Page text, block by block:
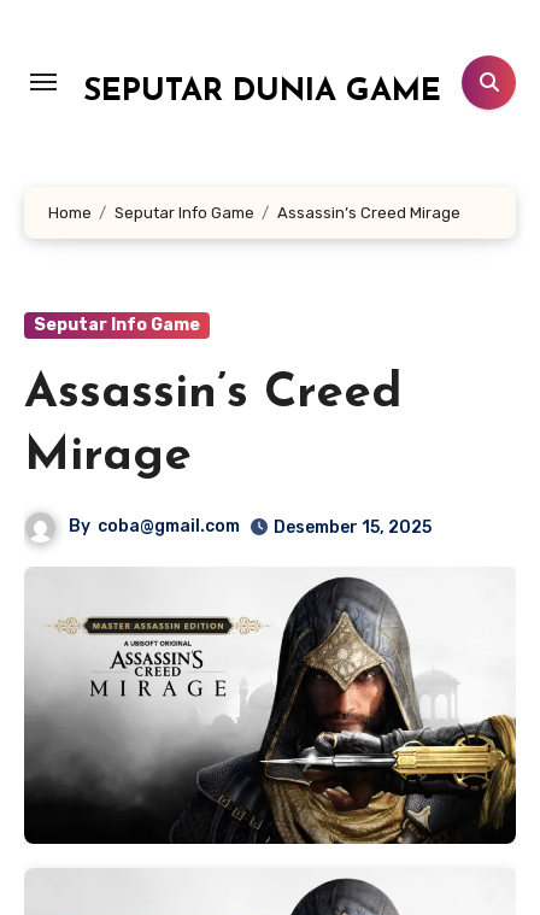
konten
SEPUTAR DUNIA GAME
Home Seputar Info Game Assassin’s Creed Mirage
Seputar Info Game
Assassin’s Creed
Mirage
By coba@gmail.com Desember 15, 2025